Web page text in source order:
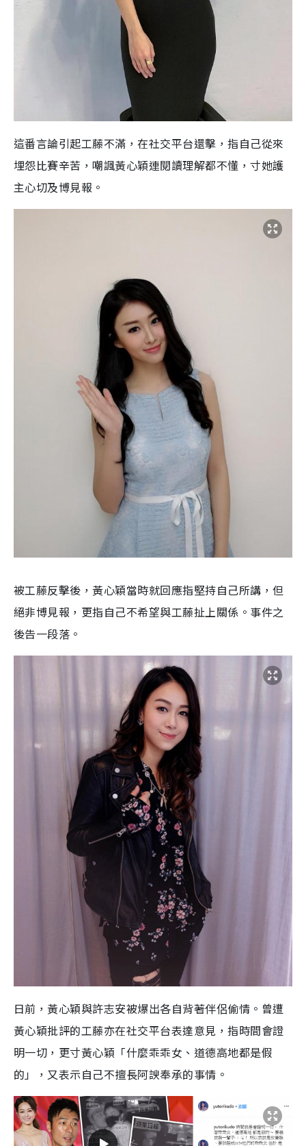
這番言論引起工藤不滿，在社交平台還擊，指自己從來
埋怨比賽辛苦，嘲諷黃心穎連閱讀理解都不懂，寸她護
主心切及博見報。
被工藤反擊後，黃心穎當時就回應指堅持自己所講，但
絕非博見報，更指自己不希望與工藤扯上關係。 事件之
後告一段落。
日前，黃心穎與許志安被爆出各自背著伴侶偷情。曾遭
黃心穎批評的工藤亦在社交平台表達意見，指時間會證
明一切，更寸黃心穎「什麼乖乖女、道德高地都是假
的」，又表示自己不擅長阿諛奉承的事情。